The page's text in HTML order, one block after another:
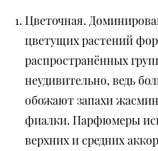
Цветочная.
цветущих растений
распространённых
неудивительно, ведь
обожают запахи
фиалки. Парфюмеры
верхних и средних